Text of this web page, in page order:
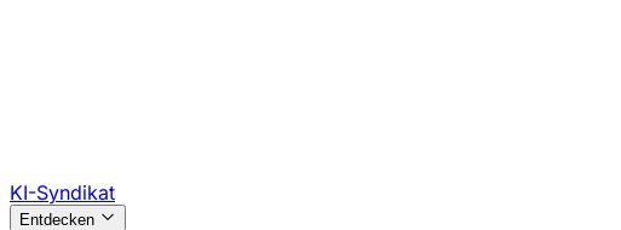
KI-Syndikat
Entdecken